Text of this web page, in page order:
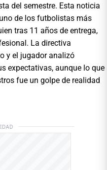
del semestre. Esta noticia
de los futbolistas más
tras 11 años de entrega,
La directiva
y el jugador analizó
expectativas, aunque lo que
fue un golpe de realidad